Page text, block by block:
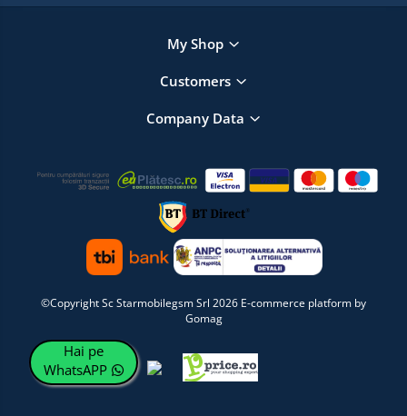
My Shop
Customers
Company Data
©Copyright Sc Starmobilegsm Srl 2026 E-commerce platform by
Gomag
Hai pe
WhatsAPP